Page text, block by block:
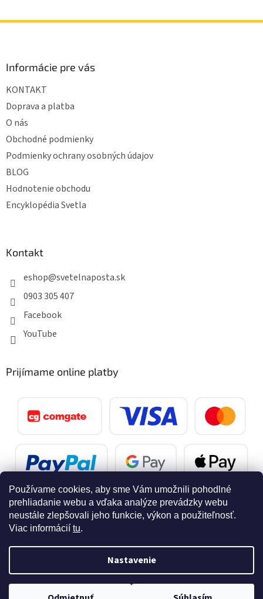
Používame cookies, aby sme Vám umožnili pohodlné
prehliadanie webu a vďaka analýze prevádzky webu
neustále zlepšovali jeho funkcie, výkon a použiteľnosť.
Viac informácií tu.
Nastavenie
Doprava zdarma pri nákupe nad 40 eur
Informácie pre vás
KONTAKT
Doprava a platba
O nás
Obchodné podmienky
Podmienky ochrany osobných údajov
BLOG
Hodnotenie obchodu
Encyklopédia Svetla
Kontakt
eshop@svetelnaposta.sk
0903 305 407
Facebook
YouTube
Prijímame online platby
Vytvoril Shoptet
Copyright 2026SvetelnaPosta.sk. Všetky práva vyhradené.